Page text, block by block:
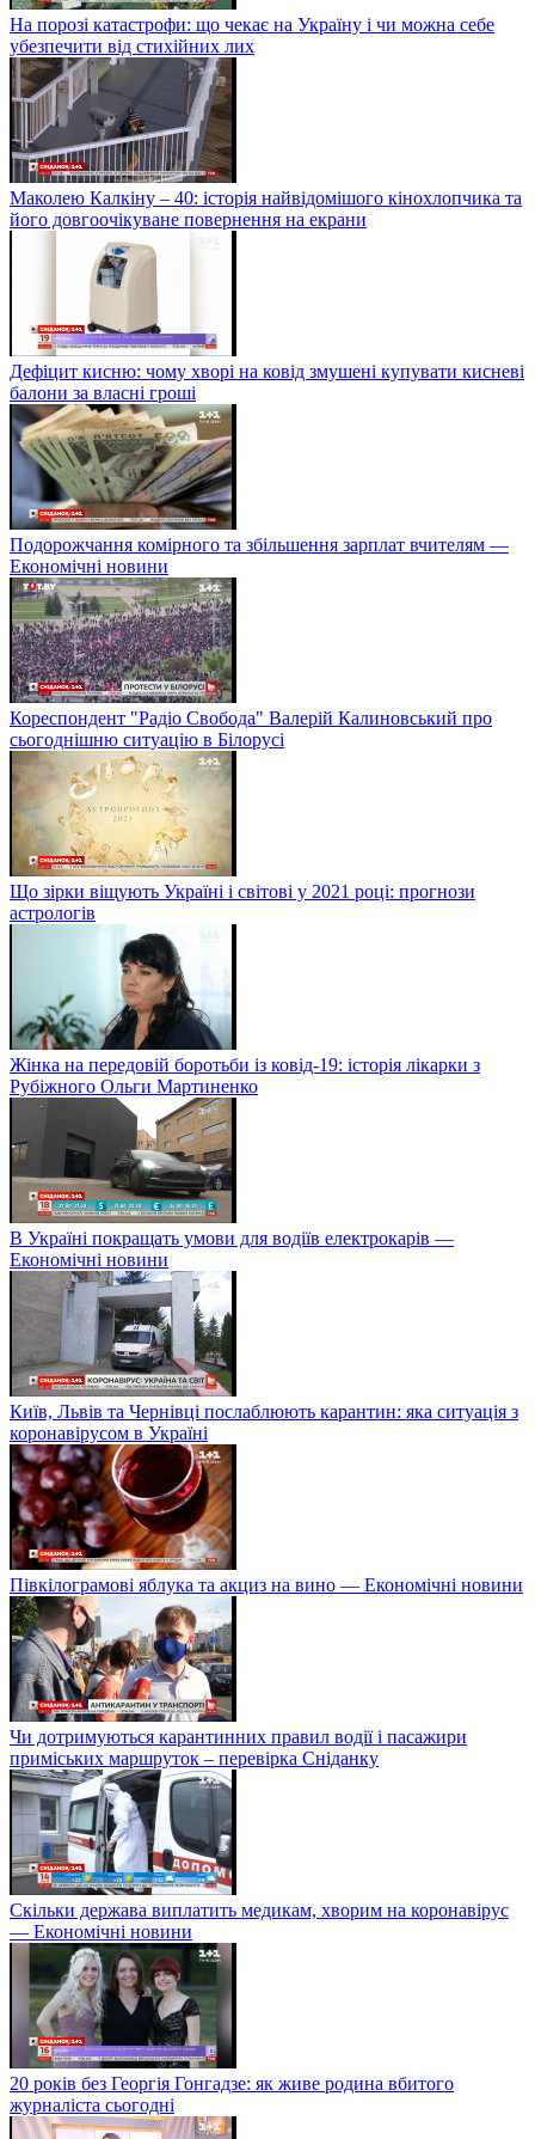
На порозі катастрофи: що чекає на Україну і чи можна себе
убезпечити від стихійних лих
Маколею Калкіну – 40: історія найвідомішого кінохлопчика та
його довгоочікуване повернення на екрани
Дефіцит кисню: чому хворі на ковід змушені купувати кисневі
балони за власні гроші
Подорожчання комірного та збільшення зарплат вчителям —
Економічні новини
Кореспондент "Радіо Свобода" Валерій Калиновський про
сьогоднішню ситуацію в Білорусі
Що зірки віщують Україні і світові у 2021 році: прогнози
астрологів
Жінка на передовій боротьби із ковід-19: історія лікарки з
Рубіжного Ольги Мартиненко
В Україні покращать умови для водіїв електрокарів —
Економічні новини
Київ, Львів та Чернівці послаблюють карантин: яка ситуація з
коронавірусом в Україні
Півкілограмові яблука та акциз на вино — Економічні новини
Чи дотримуються карантинних правил водії і пасажири
приміських маршруток – перевірка Сніданку
Скільки держава виплатить медикам, хворим на коронавірус
— Економічні новини
20 років без Георгія Гонгадзе: як живе родина вбитого
журналіста сьогодні